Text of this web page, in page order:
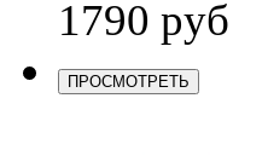
1790 руб
ПРОСМОТРЕТЬ